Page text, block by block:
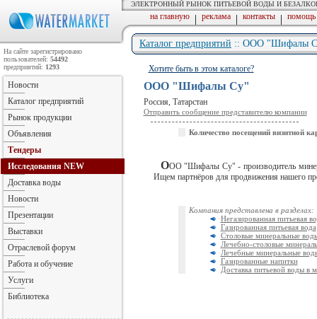
ЭЛЕКТРОННЫЙ РЫНОК ПИТЬЕВОЙ ВОДЫ И
на главную | реклама | контакты | помощь
Каталог предприятий :: ООО "Шифалы
Хотите быть в этом каталоге?
ООО "Шифалы Су"
Россия, Татарстан
Отправить сообщение представителю компании
Количество посещений визитной
ООО "Шифалы Су" - производитель
Ищем партнёров для продвижения нашего
Компания представлена в разделах:
Негазированная питьевая
Газированная питьевая вода
Столовые минеральные
Лечебно-столовые
Лечебные минеральные
Газированные напитки
Доставка питьевой воды в
На сайте зарегистрировано
пользователей: 54492
предприятий: 1293
Новости
Каталог предприятий
Рынок продукции
Объявления
Тендеры
Исследования NEW
Доставка воды
Новости
Презентации
Выставки
Отраслевой форум
Работа и обучение
Услуги
Библиотека